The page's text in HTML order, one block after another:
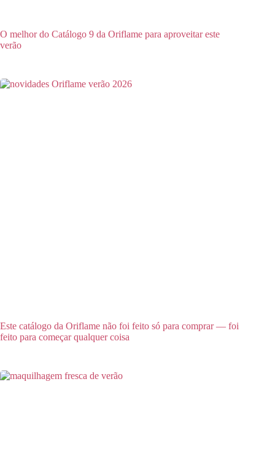
O melhor do Catálogo 9 da Oriflame para aproveitar este
verão
Este catálogo da Oriflame não foi feito só para comprar — foi
feito para começar qualquer coisa